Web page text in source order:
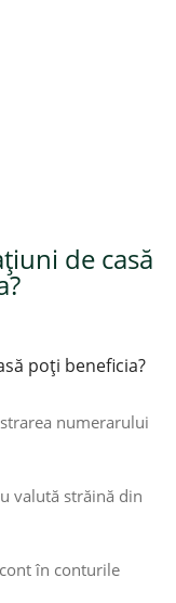
de casă
poți beneficia?
numerarului
valută străină din
în conturile